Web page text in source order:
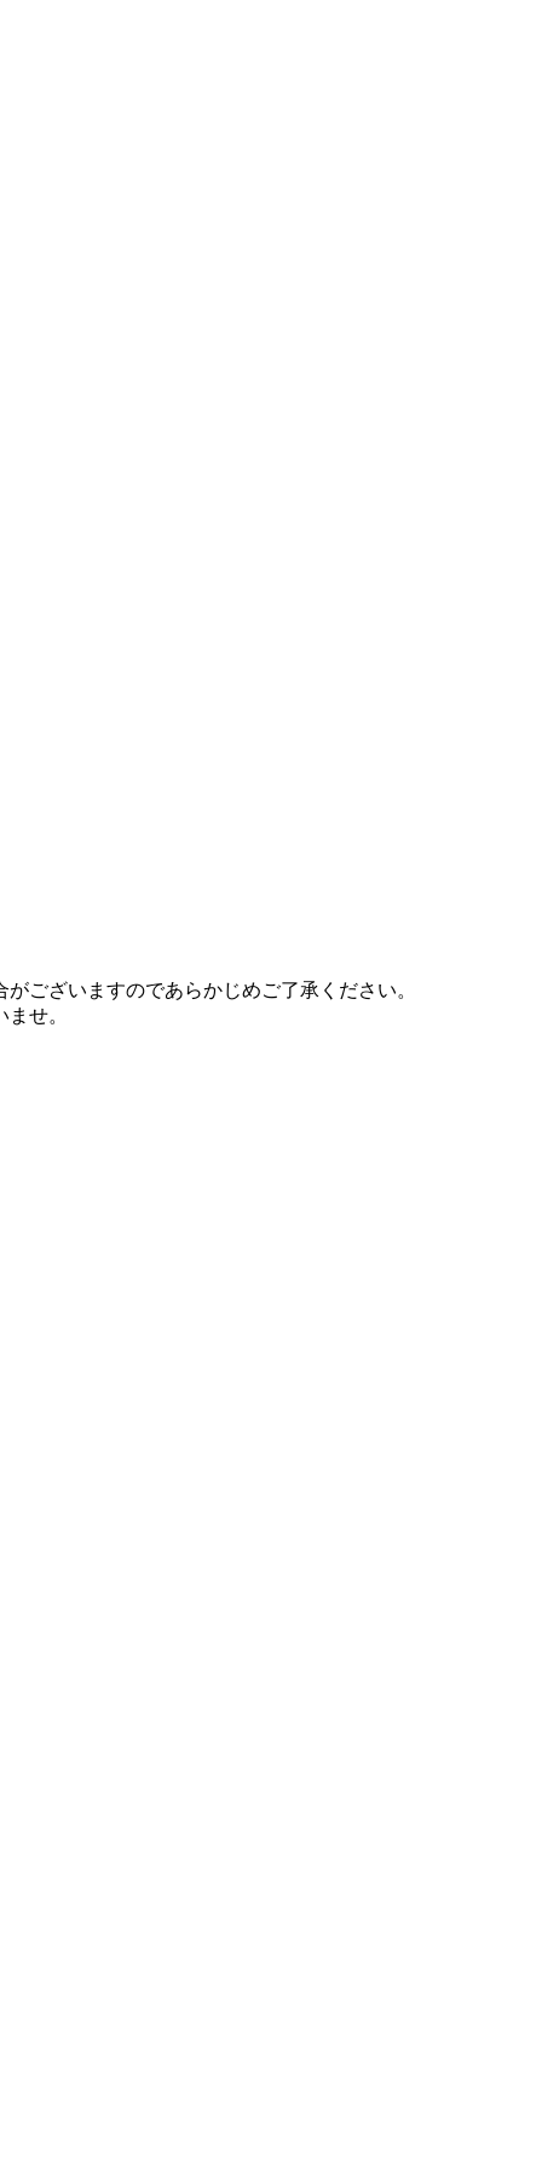
ございますのであらかじめご了承ください。
せ。